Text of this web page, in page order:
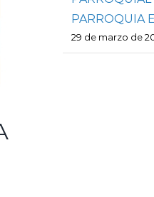
PARROQUIA
29 de marzo de